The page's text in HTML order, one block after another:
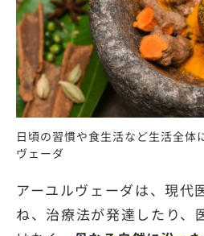
日頃の習慣や食生活など生活全体
ヴェーダ
アーユルヴェーダは、現代
ね、治療法が発達したり、